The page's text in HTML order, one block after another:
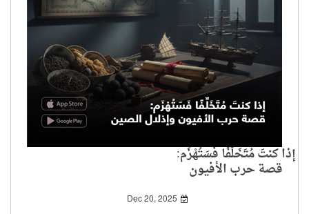
إذا كنتَ مُتَخَلِّفًا فَسَتُهْزَم:
قصة حرب الأفيون
Dec 20, 2025